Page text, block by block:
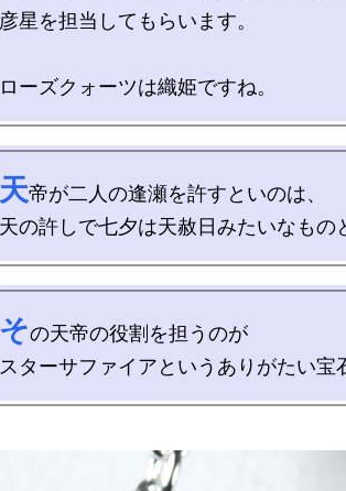
彦星を担当してもらいます。
天帝が二人の逢瀬を許すといのは、
その天帝の役割を担うのが